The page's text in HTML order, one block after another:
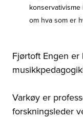
om hva som er
Fjørtoft Engen er
Varkøy er
forskningsleder